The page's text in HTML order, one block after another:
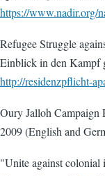
https://www.nadir.org/
Refugee Struggle
Einblick in den Kampf
http://residenzpflicht-
Oury Jalloh Campaign
2009 (English and
"Unite against colonial